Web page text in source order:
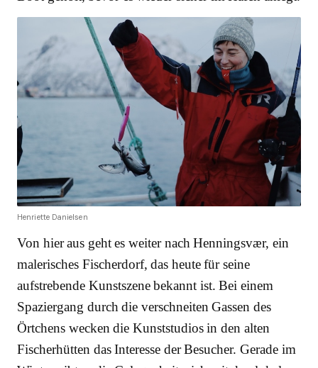
Henriette Danielsen
Von hier aus geht es weiter nach Henningsvær, ein
malerisches Fischerdorf, das heute für seine
aufstrebende Kunstszene bekannt ist. Bei einem
Spaziergang durch die verschneiten Gassen des
Örtchens wecken die Kunststudios in den alten
Fischerhütten das Interesse der Besucher. Gerade im